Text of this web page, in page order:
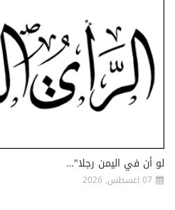
لو أن في اليمن رجلا"…
07 اغسطس, 2026